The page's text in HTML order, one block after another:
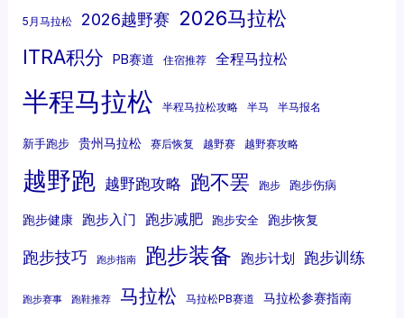
5月马拉松 2026越野赛 2026马拉松
ITRA积分 PB赛道 住宿推荐 全程马拉松
半程马拉松 半程马拉松攻略 半马 半马报名
新手跑步 贵州马拉松 赛后恢复 越野赛 越野赛攻略
越野跑 越野跑攻略 跑不罢 跑步 跑步伤病
跑步健康 跑步入门 跑步减肥 跑步安全 跑步恢复
跑步技巧 跑步指南 跑步装备 跑步计划 跑步训练
跑步赛事 跑鞋推荐 马拉松 马拉松PB赛道 马拉松参赛指南